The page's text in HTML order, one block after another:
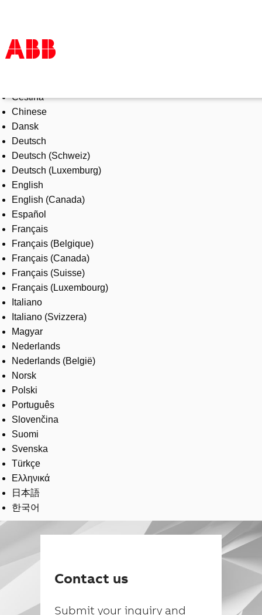
Products & Solutions
Industries
Services
About us
Where to buy
Contact us
Careers
Čeština
Chinese
Dansk
Deutsch
Deutsch (Schweiz)
Deutsch (Luxemburg)
English
English (Canada)
Español
Français
Français (Belgique)
Français (Canada)
Français (Suisse)
Français (Luxembourg)
Italiano
Italiano (Svizzera)
Magyar
Nederlands
Nederlands (België)
Norsk
Polski
Português
Slovenčina
Suomi
Svenska
Türkçe
Ελληνικά
日本語
한국어
Contact us
Submit your inquiry and